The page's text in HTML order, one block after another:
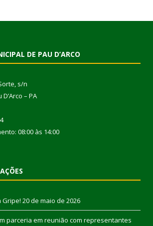
DE PAU D’ARCO
s/n
– PA
08:00 às 14:00
Gripe! 20 de maio de 2026
parceria em reunião com representantes